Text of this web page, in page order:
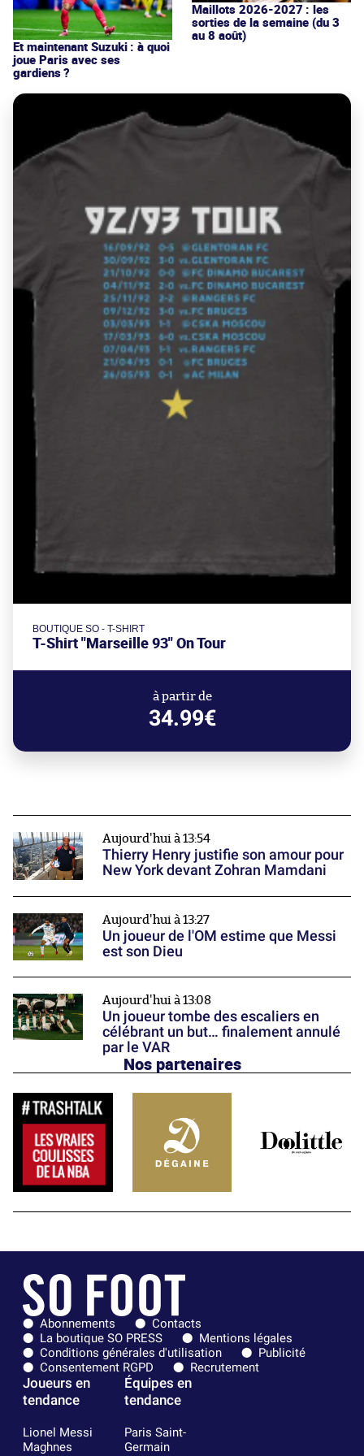
Et maintenant Suzuki : à quoi
joue Paris avec ses
gardiens ?
Maillots 2026-2027 : les
sorties de la semaine (du 3
au 8 août)
BOUTIQUE SO - T-SHIRT
T-Shirt "Marseille 93" On Tour
à partir de
34.99€
Aujourd'hui à 13:54
Thierry Henry justifie son amour pour
New York devant Zohran Mamdani
Aujourd'hui à 13:27
Un joueur de l'OM estime que Messi
est son Dieu
Aujourd'hui à 13:08
Un joueur tombe des escaliers en
célébrant un but… finalement annulé
par le VAR
Nos partenaires
Abonnements
Contacts
La boutique SO PRESS
Mentions légales
Conditions générales d'utilisation
Publicité
Consentement RGPD
Recrutement
Joueurs en
tendance
Lionel Messi
Maghnes
Équipes en
tendance
Paris Saint-
Germain